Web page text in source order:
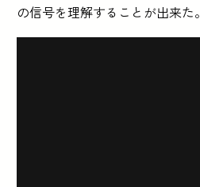
の信号を理解することが出来た。